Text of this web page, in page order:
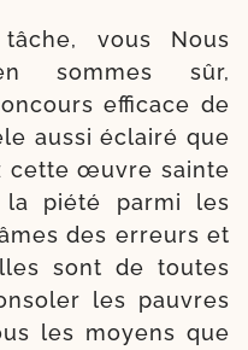
vous Nous
sommes sûr,
effi­cace de
aus­si éclai­ré que
cette œuvre sainte
pié­té par­mi les
des erreurs et
sont de toutes
les pauvres
les moyens que